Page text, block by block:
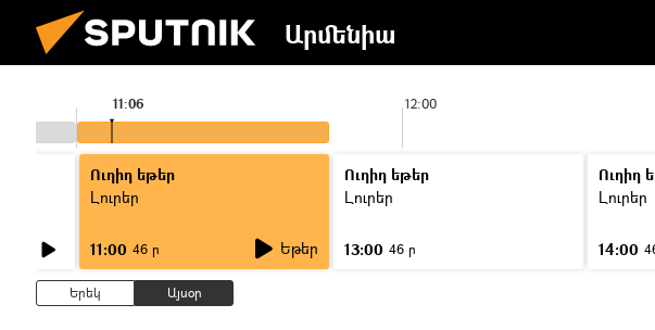
Արմենիա
12:00
11:06
Ուղիղ եթեր
Լուրեր
11:00 46 ր Եթեր
Ուղիղ եթեր
Լուրեր
13:00 46 ր
Ուղիղ
Լուրեր
14:00
Երեկ Այսօր